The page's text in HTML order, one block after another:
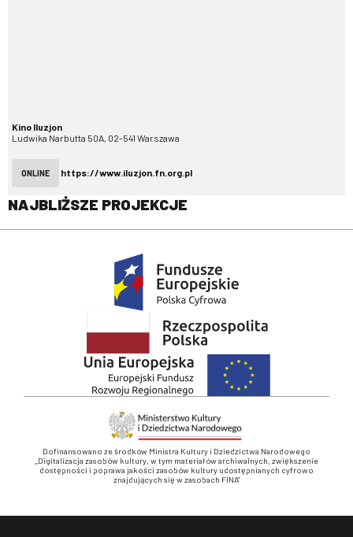
Kino Iluzjon
Ludwika Narbutta 50A, 02-541 Warszawa
ONLINE https://www.iluzjon.fn.org.pl
NAJBLIŻSZE PROJEKCJE
Dofinansowano ze środków Ministra Kultury i Dziedzictwa Narodowego
„Digitalizacja zasobów kultury, w tym materiałów archiwalnych, zwiększenie
dostępności i poprawa jakości zasobów kultury udostępnianych cyfrowo
znajdujących się w zasobach FINA”